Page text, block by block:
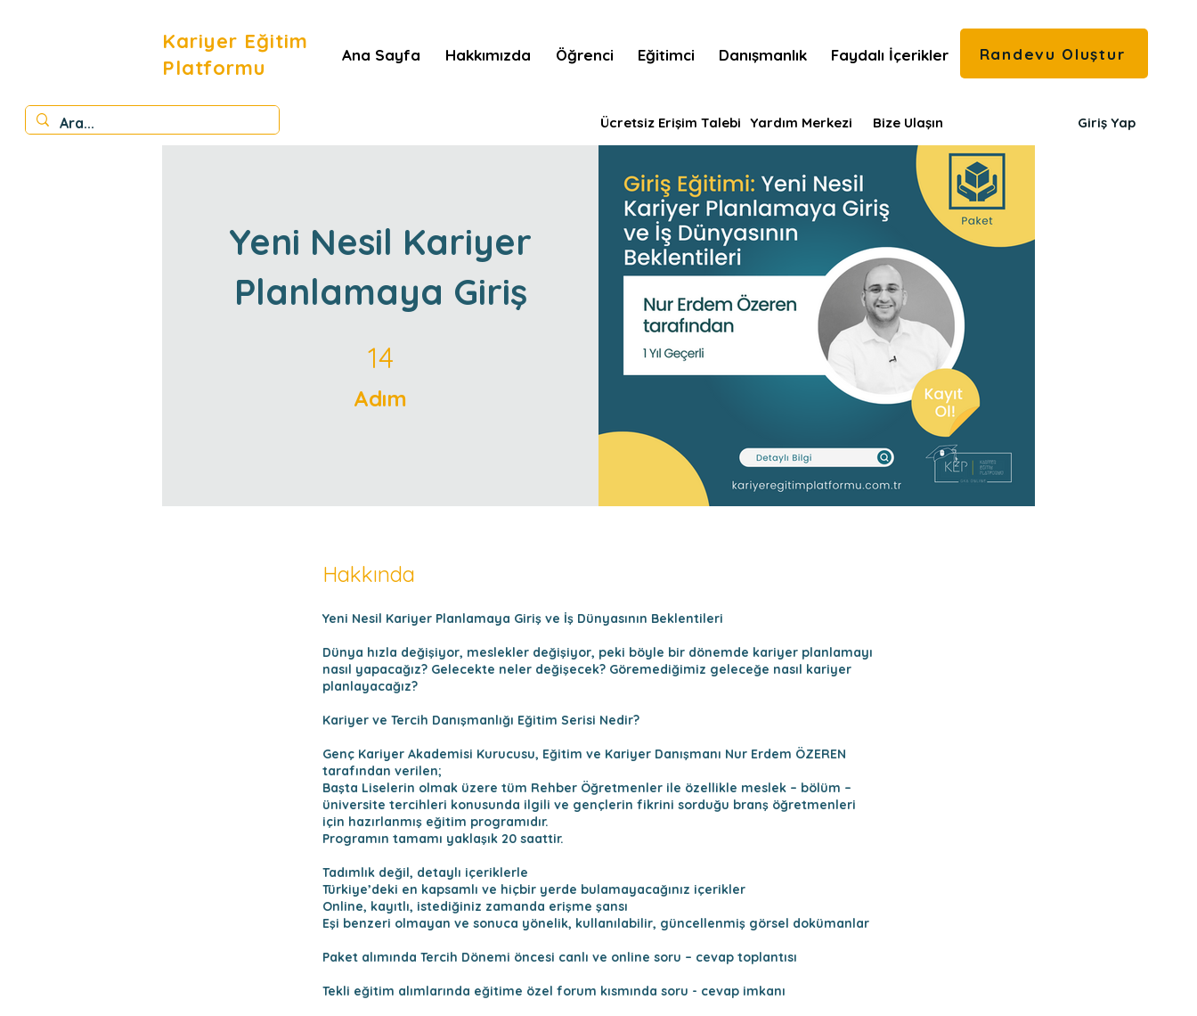
Kariyer Eğitim
Platformu
Ana Sayfa Hakkımızda Öğrenci Eğitimci Danışmanlık Faydalı İçerikler Randevu Oluştur
Ücretsiz Erişim Talebi Yardım Merkezi Bize Ulaşın Giriş Yap
Yeni Nesil Kariyer
Planlamaya Giriş
14
Adım
Hakkında
Yeni Nesil Kariyer Planlamaya Giriş ve İş Dünyasının Beklentileri
Dünya hızla değişiyor, meslekler değişiyor, peki böyle bir dönemde kariyer planlamayı
nasıl yapacağız? Gelecekte neler değişecek? Göremediğimiz geleceğe nasıl kariyer
planlayacağız?
Kariyer ve Tercih Danışmanlığı Eğitim Serisi Nedir?
Genç Kariyer Akademisi Kurucusu, Eğitim ve Kariyer Danışmanı Nur Erdem ÖZEREN
tarafından verilen;
Başta Liselerin olmak üzere tüm Rehber Öğretmenler ile özellikle meslek – bölüm –
üniversite tercihleri konusunda ilgili ve gençlerin fikrini sorduğu branş öğretmenleri
için hazırlanmış eğitim programıdır.
Programın tamamı yaklaşık 20 saattir.
Tadımlık değil, detaylı içeriklerle
Türkiye’deki en kapsamlı ve hiçbir yerde bulamayacağınız içerikler
Online, kayıtlı, istediğiniz zamanda erişme şansı
Eşi benzeri olmayan ve sonuca yönelik, kullanılabilir, güncellenmiş görsel dokümanlar
Paket alımında Tercih Dönemi öncesi canlı ve online soru – cevap toplantısı
Tekli eğitim alımlarında eğitime özel forum kısmında soru - cevap imkanı